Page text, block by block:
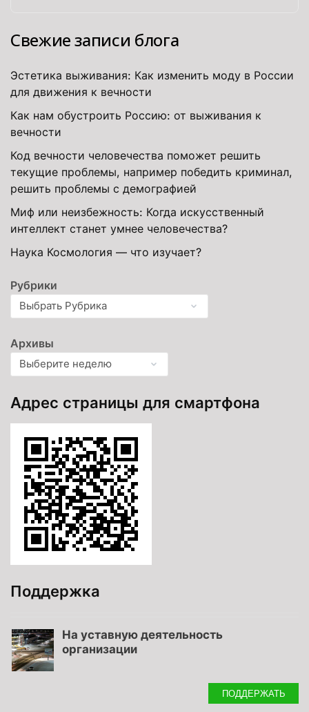
Свежие записи блога
Эстетика выживания: Как изменить моду в России
для движения к вечности
Как нам обустроить Россию: от выживания к
вечности
Код вечности человечества поможет решить
текущие проблемы, например победить криминал,
решить проблемы с демографией
Миф или неизбежность: Когда искусственный
интеллект станет умнее человечества?
Наука Космология — что изучает?
Рубрики
Архивы
Адрес страницы для смартфона
Поддержка
На уставную деятельность
организации
ПОДДЕРЖАТЬ